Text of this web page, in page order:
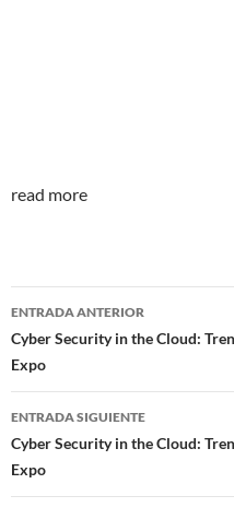
read more
Navegador
de
entradas
ENTRADA ANTERIOR
Cyber Security in the Cloud:
Expo
ENTRADA SIGUIENTE
Cyber Security in the Cloud:
Expo